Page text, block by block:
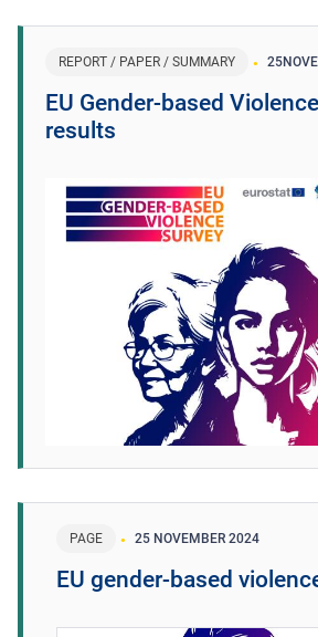
REPORT / PAPER / SUMMARY 25
EU Gender-based
results
PAGE 25 NOVEMBER 2024
EU gender-based